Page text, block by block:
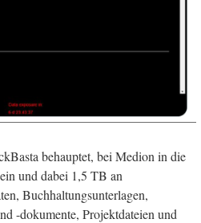
behauptet, bei Medion in die
und dabei 1,5 TB an
Buchhaltungsunterlagen,
-dokumente, Projektdateien und